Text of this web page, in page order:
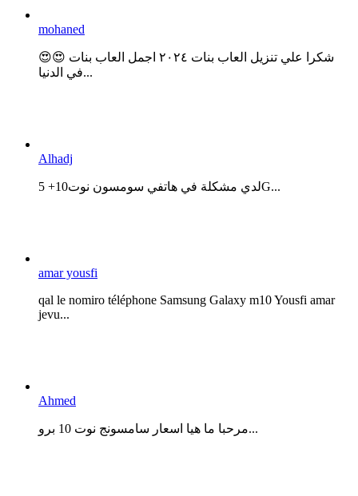
mohaned
😍😍 شكرا علي تنزيل العاب بنات ٢٠٢٤ اجمل العاب بنات
في الدنيا...
Alhadj
لدي مشكلة في هاتفي سومسون نوت10+ 5G...
amar yousfi
qal le nomiro téléphone Samsung Galaxy m10 Yousfi amar
jevu...
Ahmed
مرحبا ما هيا اسعار سامسونج نوت 10 برو...